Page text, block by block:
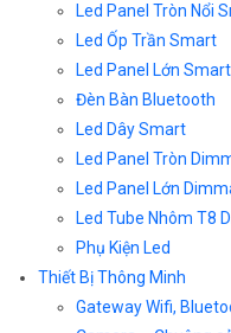
Led Panel Tròn Nổi
Led Ốp Trần Smart
Led Panel Lớn Smart
Đèn Bàn Bluetooth
Led Dây Smart
Led Panel Tròn
Led Panel Lớn
Led Tube Nhôm T8
Phụ Kiện Led
Thiết Bị Thông Minh
Gateway Wifi,